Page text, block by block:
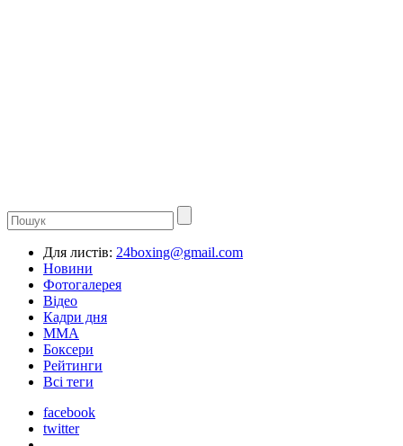
Для листів: 24boxing@gmail.com
Новини
Фотогалерея
Відео
Кадри дня
ММА
Боксери
Рейтинги
Всі теги
facebook
twitter